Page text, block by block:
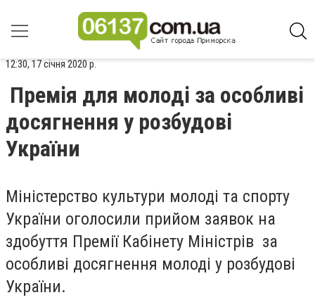
12:30, 17 січня 2020 р.
Премія для молоді за особливі
досягнення у розбудові
України
Міністерство культури молоді та спорту
України оголосили прийом заявок на
здобуття Премії Кабінету Міністрів за
особливі досягнення молоді у розбудові
України.